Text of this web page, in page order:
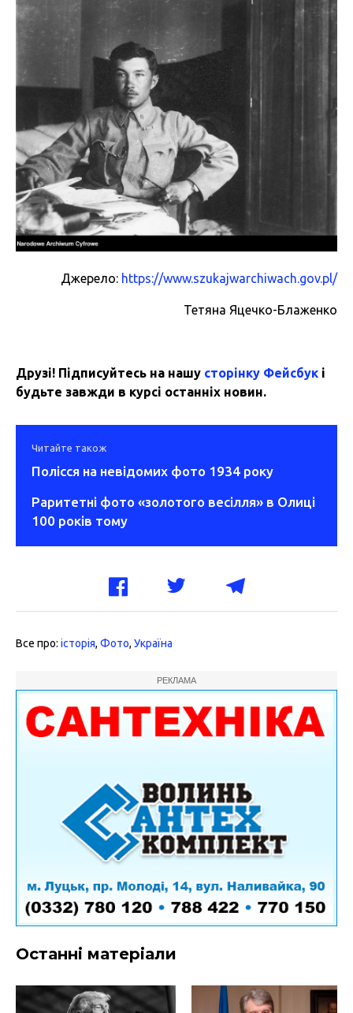
Джерело: https://www.szukajwarchiwach.gov.pl/
Тетяна Яцечко-Блаженко
Друзі! Підписуйтесь на нашу сторінку Фейсбук і
будьте завжди в курсі останніх новин.
Читайте також
Полісся на невідомих фото 1934 року
Раритетні фото «золотого весілля» в Олиці
100 років тому
Все про: історія, Фото, Україна
РЕКЛАМА
Останні матеріали